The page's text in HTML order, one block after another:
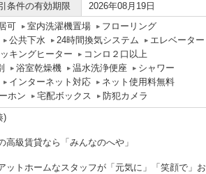
条件の有効期限 2026年08月19日
可 室内洗濯機置場
フローリング
公共下水 24時間換気システム
エレベーター
ッキングヒーター
コンロ２口以上
浴室乾燥機 温水洗浄便座
シャワー
インターネット対応
ネット使用料無料
ホン 宅配ボックス 防犯カメラ
)
級賃貸なら「みんなのへや」
ットホームなスタッフが「元気に」「笑顔で」お